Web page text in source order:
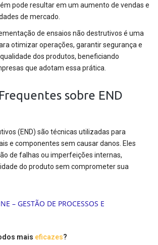
pode resultar em um aumento de vendas e
de mercado.
de ensaios não destrutivos é uma
otimizar operações, garantir segurança e
dos produtos, beneficiando
que adotam essa prática.
sobre END
(END) são técnicas utilizadas para
e componentes sem causar danos. Eles
de falhas ou imperfeições internas,
do produto sem comprometer sua
mais eficazes?